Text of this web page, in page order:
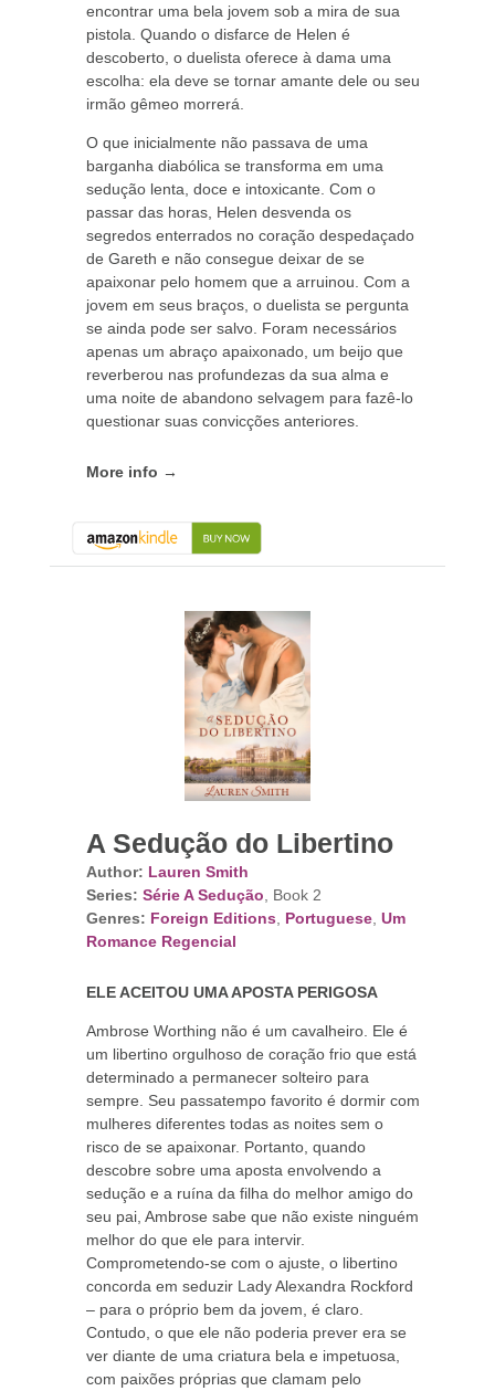
encontrar uma bela jovem sob a mira de sua
pistola. Quando o disfarce de Helen é
descoberto, o duelista oferece à dama uma
escolha: ela deve se tornar amante dele ou seu
irmão gêmeo morrerá.
O que inicialmente não passava de uma
barganha diabólica se transforma em uma
sedução lenta, doce e intoxicante. Com o
passar das horas, Helen desvenda os
segredos enterrados no coração despedaçado
de Gareth e não consegue deixar de se
apaixonar pelo homem que a arruinou. Com a
jovem em seus braços, o duelista se pergunta
se ainda pode ser salvo. Foram necessários
apenas um abraço apaixonado, um beijo que
reverberou nas profundezas da sua alma e
uma noite de abandono selvagem para fazê-lo
questionar suas convicções anteriores.
More info →
A Sedução do Libertino
Author: Lauren Smith
Series: Série A Sedução , Book 2
Genres: Foreign Editions Portuguese, Um
Romance Regencial
ELE ACEITOU UMA APOSTA PERIGOSA
Ambrose Worthing não é um cavalheiro. Ele é
um libertino orgulhoso de coração frio que está
determinado a permanecer solteiro para
sempre. Seu passatempo favorito é dormir com
mulheres diferentes todas as noites sem o
risco de se apaixonar. Portanto, quando
descobre sobre uma aposta envolvendo a
sedução e a ruína da filha do melhor amigo do
seu pai, Ambrose sabe que não existe ninguém
melhor do que ele para intervir.
Comprometendo-se com o ajuste, o libertino
concorda em seduzir Lady Alexandra Rockford
– para o próprio bem da jovem, é claro.
Contudo, o que ele não poderia prever era se
ver diante de uma criatura bela e impetuosa,
com paixões próprias que clamam pelo